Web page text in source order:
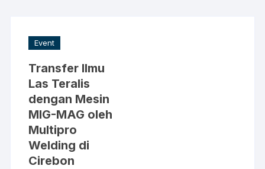
Event
Transfer Ilmu
Las Teralis
dengan Mesin
MIG-MAG oleh
Multipro
Welding di
Cirebon